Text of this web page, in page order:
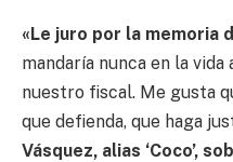
«Le juro por la memoria
mandaría nunca en la
nuestro fiscal. Me gusta
que defienda, que haga
Vásquez, alias ‘Coco’,